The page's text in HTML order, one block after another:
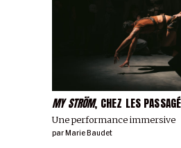
MY STRÖM, CHEZ LES
Une performance immersive
parMarie Baudet